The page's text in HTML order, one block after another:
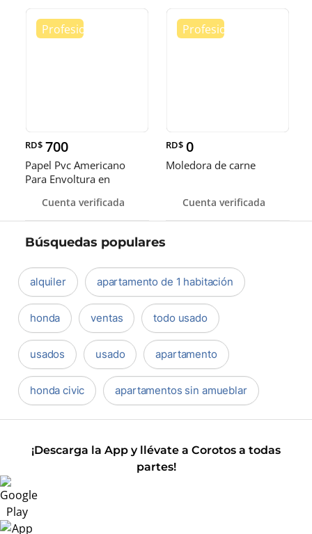
RD$ 700
Papel Pvc Americano
Para Envoltura en
pulgadas
Cuenta verificada
RD$ 0
Moledora de carne
Cuenta verificada
Búsquedas populares
alquiler apartamento de 1 habitación
honda ventas todo usado
usados usado apartamento
honda civic apartamentos sin amueblar
¡Descarga la App y llévate a Corotos a todas
partes!